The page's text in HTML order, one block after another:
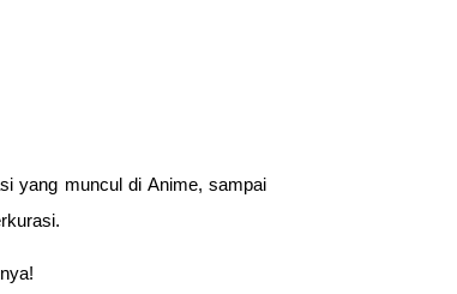
yang muncul di Anime, sampai